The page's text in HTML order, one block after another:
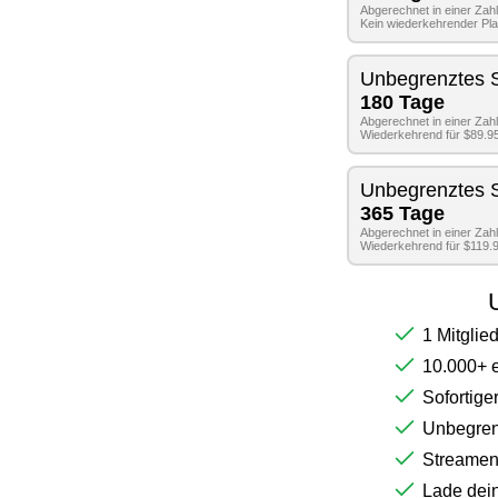
Abgerechnet in einer
Kein wiederkehrender
Unbegrenztes
180 Tage
Abgerechnet in einer
Wiederkehrend für
Unbegrenztes
365 Tage
Abgerechnet in einer
Wiederkehrend für
1
10.000+
Lade